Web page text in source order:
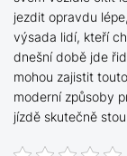
jezdit opravdu
výsada lidí, kteří
dnešní době jde
mohou zajistit
moderní způsoby
jízdě skutečně